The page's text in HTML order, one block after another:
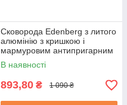
Сковорода Edenberg з литого
алюмінію з кришкою і
мармуровим антипригарним
покриттям 28 см (EB-3420)
В наявності
893,80 ₴ 1 090 ₴